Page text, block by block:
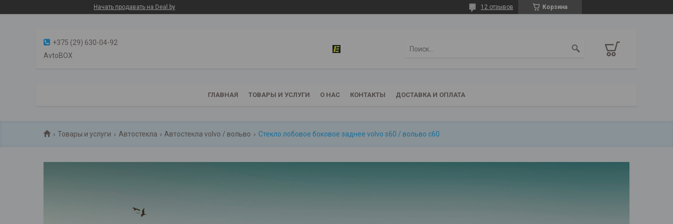
Начать продавать на Deal.by Корзина
12 отзывов
+375 (29) 630-04-92
AvtoBOX
ГЛАВНАЯ ТОВАРЫ И УСЛУГИ О НАС КОНТАКТЫ ДОСТАВКА И ОПЛАТА
Товары и услуги Автостекла Автостекла volvo / вольво Стекло лобовое боковое заднее volvo s60 / вольво с60